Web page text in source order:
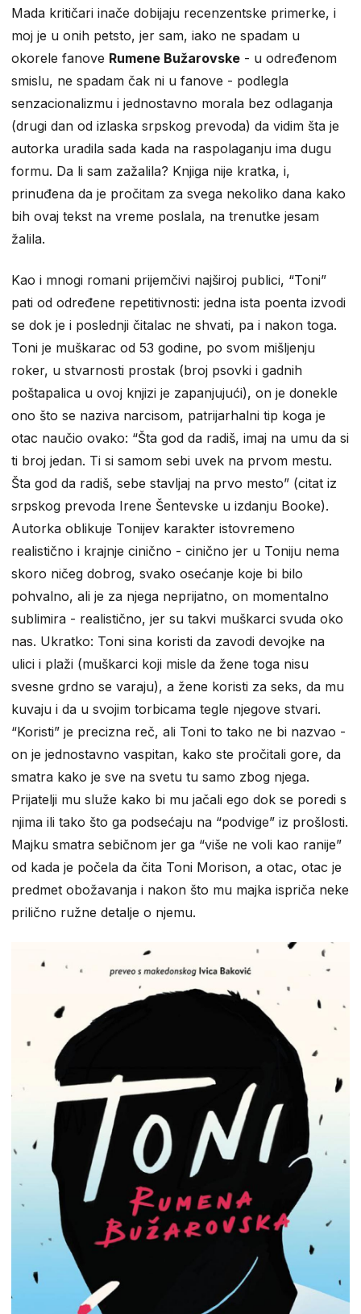
Mada kritičari inače dobijaju recenzentske primerke, i
moj je u onih petsto, jer sam, iako ne spadam u
okorele fanove Rumene Bužarovske - u određenom
smislu, ne spadam čak ni u fanove - podlegla
senzacionalizmu i jednostavno morala bez odlaganja
(drugi dan od izlaska srpskog prevoda) da vidim šta je
autorka uradila sada kada na raspolaganju ima dugu
formu. Da li sam zažalila? Knjiga nije kratka, i,
prinuđena da je pročitam za svega nekoliko dana kako
bih ovaj tekst na vreme poslala, na trenutke jesam
žalila.
Kao i mnogi romani prijemčivi najširoj publici, “Toni”
pati od određene repetitivnosti: jedna ista poenta izvodi
se dok je i poslednji čitalac ne shvati, pa i nakon toga.
Toni je muškarac od 53 godine, po svom mišljenju
roker, u stvarnosti prostak (broj psovki i gadnih
poštapalica u ovoj knjizi je zapanjujući), on je donekle
ono što se naziva narcisom, patrijarhalni tip koga je
otac naučio ovako: “Šta god da radiš, imaj na umu da si
ti broj jedan. Ti si samom sebi uvek na prvom mestu.
Šta god da radiš, sebe stavljaj na prvo mesto” (citat iz
srpskog prevoda Irene Šentevske u izdanju Booke).
Autorka oblikuje Tonijev karakter istovremeno
realistično i krajnje cinično - cinično jer u Toniju nema
skoro ničeg dobrog, svako osećanje koje bi bilo
pohvalno, ali je za njega neprijatno, on momentalno
sublimira - realistično, jer su takvi muškarci svuda oko
nas. Ukratko: Toni sina koristi da zavodi devojke na
ulici i plaži (muškarci koji misle da žene toga nisu
svesne grdno se varaju), a žene koristi za seks, da mu
kuvaju i da u svojim torbicama tegle njegove stvari.
“Koristi” je precizna reč, ali Toni to tako ne bi nazvao -
on je jednostavno vaspitan, kako ste pročitali gore, da
smatra kako je sve na svetu tu samo zbog njega.
Prijatelji mu služe kako bi mu jačali ego dok se poredi s
njima ili tako što ga podsećaju na “podvige” iz prošlosti.
Majku smatra sebičnom jer ga “više ne voli kao ranije”
od kada je počela da čita Toni Morison, a otac, otac je
predmet obožavanja i nakon što mu majka ispriča neke
prilično ružne detalje o njemu.